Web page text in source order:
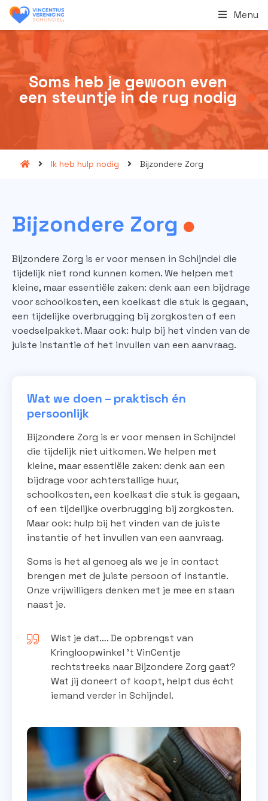
Menu
Soms heb je gewoon even
een steuntje in de rug nodig
Ik heb hulp nodig Bijzondere Zorg
Bijzondere Zorg
Bijzondere Zorg is er voor mensen in Schijndel die
tijdelijk niet rond kunnen komen. We helpen met
kleine, maar essentiële zaken: denk aan een bijdrage
voor schoolkosten, een koelkast die stuk is gegaan,
een tijdelijke overbrugging bij zorgkosten of een
voedselpakket. Maar ook: hulp bij het vinden van de
juiste instantie of het invullen van een aanvraag.
Wat we doen – praktisch én
persoonlijk
Bijzondere Zorg is er voor mensen in Schijndel
die tijdelijk niet uitkomen. We helpen met
kleine, maar essentiële zaken: denk aan een
bijdrage voor achterstallige huur,
schoolkosten, een koelkast die stuk is gegaan,
of een tijdelijke overbrugging bij zorgkosten.
Maar ook: hulp bij het vinden van de juiste
instantie of het invullen van een aanvraag.
Soms is het al genoeg als we je in contact
brengen met de juiste persoon of instantie.
Onze vrijwilligers denken met je mee en staan
naast je.
Wist je dat…. De opbrengst van
Kringloopwinkel ’t VinCentje
rechtstreeks naar Bijzondere Zorg gaat?
Wat jij doneert of koopt, helpt dus écht
iemand verder in Schijndel.